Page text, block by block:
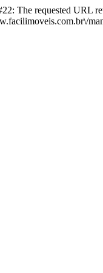
The requested URL